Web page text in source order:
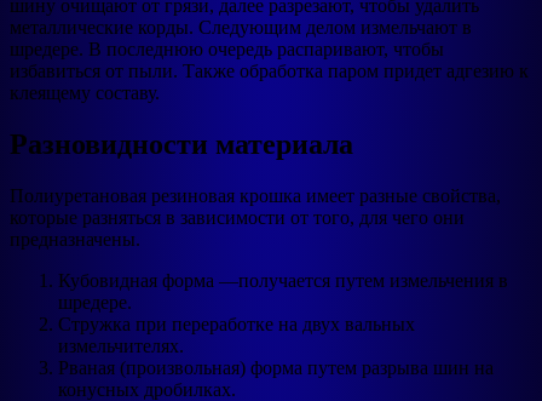
шину очищают от грязи, далее разрезают, чтобы удалить
металлические корды. Следующим делом измельчают в
шредере. В последнюю очередь распаривают, чтобы
избавиться от пыли. Также обработка паром придет адгезию к
клеящему составу.
Разновидности материала
Полиуретановая резиновая крошка имеет разные свойства,
которые разняться в зависимости от того, для чего они
предназначены.
Кубовидная форма —получается путем измельчения в
шредере.
Стружка при переработке на двух вальных
измельчителях.
Рваная (произвольная) форма путем разрыва шин на
конусных дробилках.